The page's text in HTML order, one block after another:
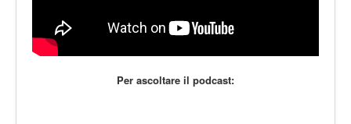
Per ascoltare il podcast: